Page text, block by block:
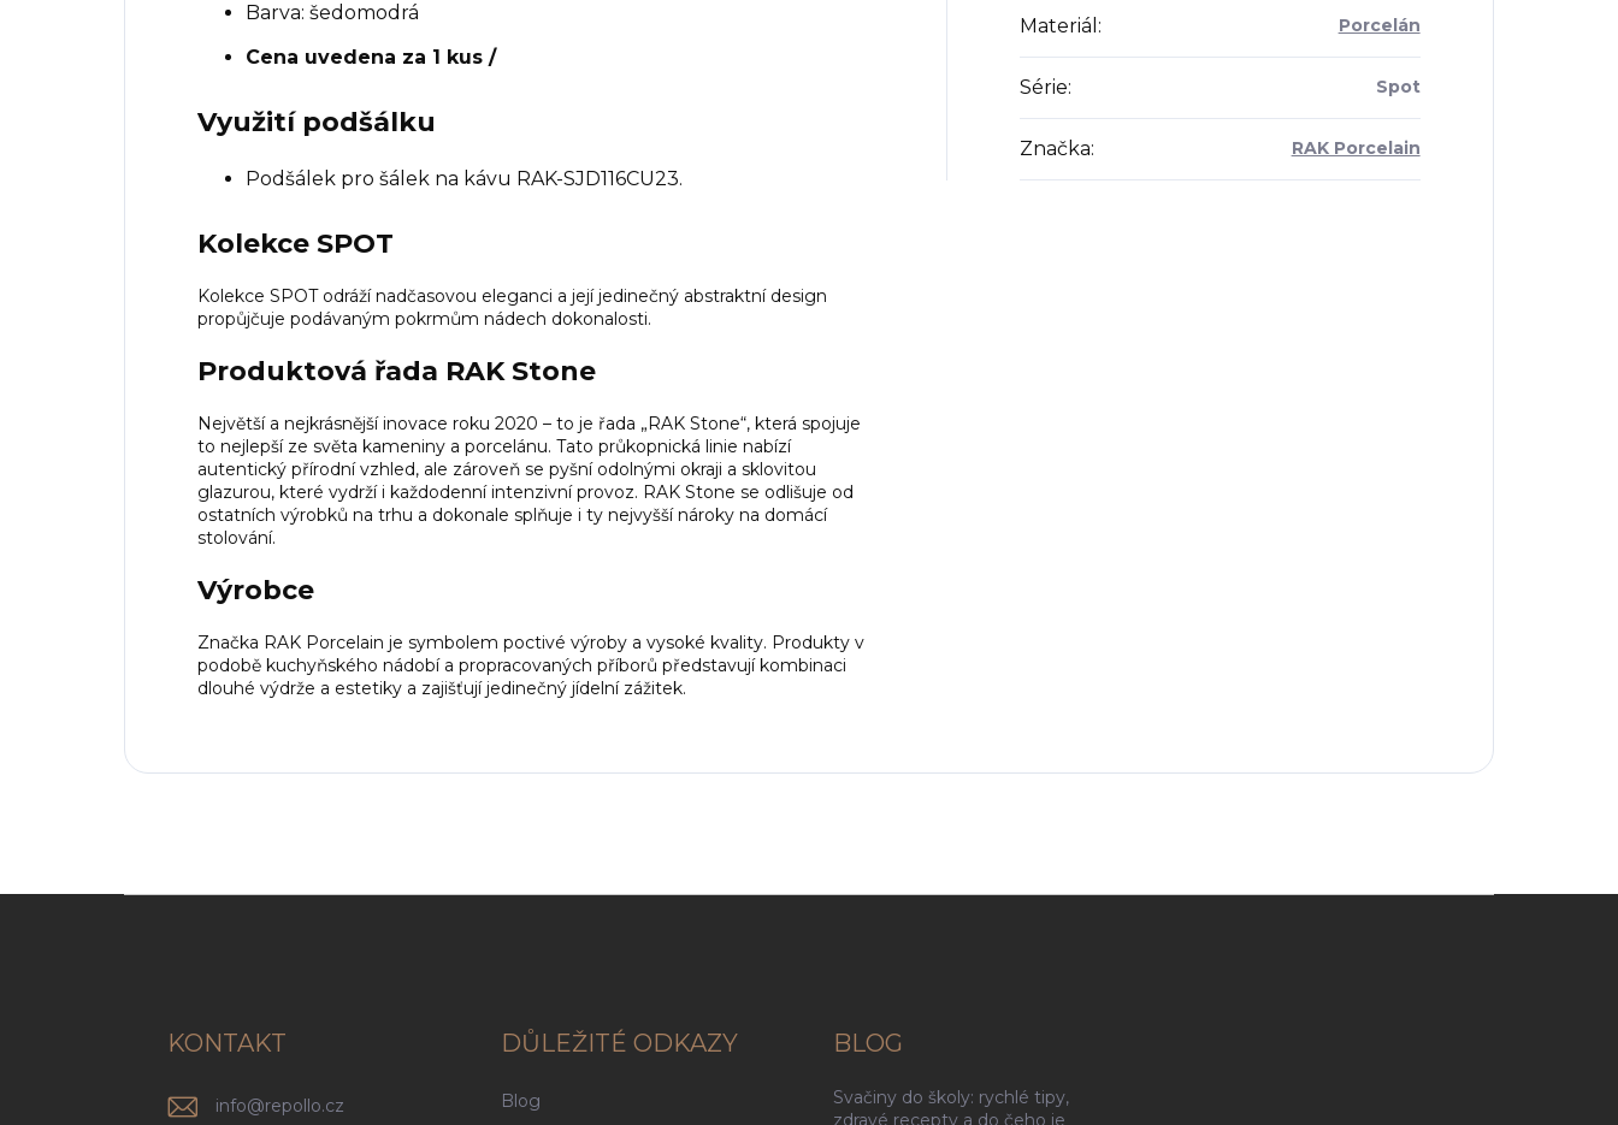
Barva: šedomodrá
Cena uvedena za 1 kus /
Využití podšálku
Podšálek pro šálek na kávu RAK-SJD116CU23.
Kolekce SPOT
Kolekce SPOT odráží nadčasovou eleganci a její jedinečný abstraktní design
propůjčuje podávaným pokrmům nádech dokonalosti.
Produktová řada RAK Stone
Největší a nejkrásnější inovace roku 2020 – to je řada „RAK Stone“, která spojuje
to nejlepší ze světa kameniny a porcelánu. Tato průkopnická linie nabízí
autentický přírodní vzhled, ale zároveň se pyšní odolnými okraji a sklovitou
glazurou, které vydrží i každodenní intenzivní provoz. RAK Stone se odlišuje od
ostatních výrobků na trhu a dokonale splňuje i ty nejvyšší nároky na domácí
stolování.
Výrobce
Značka RAK Porcelain je symbolem poctivé výroby a vysoké kvality. Produkty v
podobě kuchyňského nádobí a propracovaných příborů představují kombinaci
dlouhé výdrže a estetiky a zajišťují jedinečný jídelní zážitek.
Materiál : Porcelán
Série: Spot
Značka: RAK Porcelain
KONTAKT
info@repollo.cz
DŮLEŽITÉ ODKAZY
Blog
BLOG
Svačiny do školy: rychlé tipy,
zdravé recepty a do čeho je